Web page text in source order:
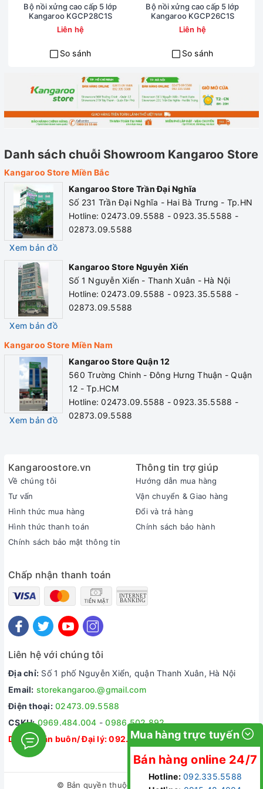
- Không nên dùng những miếng cọ rửa kim loại để rửa nồi.
Bộ nồi xửng cao cấp 5 lớp
Kangaroo KGCP28C1S
Liên hệ
So sánh
Bộ nồi xửng cao cấp 5 lớp
Kangaroo KGCP26C1S
Liên hệ
So sánh
Danh sách chuỗi Showroom Kangaroo Store
Kangaroo Store Miền Bắc
Xem bản đồ
Kangaroo Store Trần Đại Nghĩa
Số 231 Trần Đại Nghĩa - Hai Bà Trưng - Tp.HN
Hotline: 02473.09.5588 - 0923.35.5588 -
02873.09.5588
Xem bản đồ
Kangaroo Store Nguyễn Xiển
Số 1 Nguyễn Xiển - Thanh Xuân - Hà Nội
Hotline: 02473.09.5588 - 0923.35.5588 -
02873.09.5588
Kangaroo Store Miền Nam
Xem bản đồ
Kangaroo Store Quận 12
560 Trường Chinh - Đông Hưng Thuận - Quận
12 - Tp.HCM
Hotline: 02473.09.5588 - 0923.35.5588 -
02873.09.5588
Kangaroostore.vn
Về chúng tôi
Tư vấn
Hình thức mua hàng
Hình thức thanh toán
Chính sách bảo mật thông tin
Thông tin trợ giúp
Hướng dẫn mua hàng
Vận chuyển & Giao hàng
Đổi và trả hàng
Chính sách bảo hành
Chấp nhận thanh toán
Liên hệ với chúng tôi
Địa chỉ: Số 1 phố Nguyễn Xiển, quận Thanh Xuân, Hà Nội
Email: storekangaroo.@gmail.com
Điện thoại: 02473.09.5588
CSKH: 0969.484.004 -0986.502.892
Dự án/ Bán buôn/ Đại lý:092.335.5588
© Bản quyền thuộc về Kangaroo Store
Mua hàng trực tuyến
Bán hàng online 24/7
Hotline: 092.335.5588